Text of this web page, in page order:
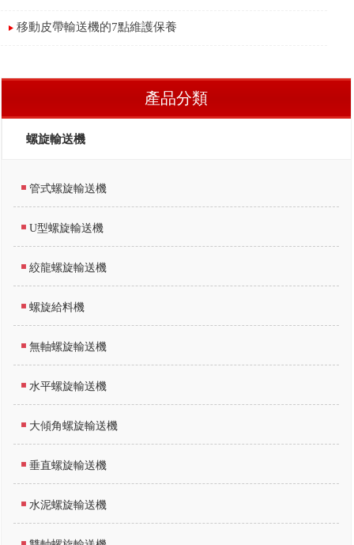
移動皮帶輸送機的7點維護保養
產品分類
螺旋輸送機
管式螺旋輸送機
U型螺旋輸送機
絞龍螺旋輸送機
螺旋給料機
無軸螺旋輸送機
水平螺旋輸送機
大傾角螺旋輸送機
垂直螺旋輸送機
水泥螺旋輸送機